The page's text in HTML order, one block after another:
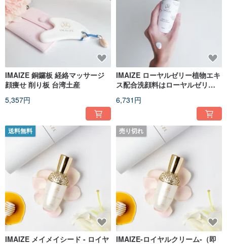
IMAIZE 銅鑼板 経絡マッサージ
顔痩せ 削り板 台湾土産
5,357円
IMAIZE ローヤルゼリー植物エキ
ス配合洗顔料はローヤルゼリー
張る感じがありません。
6,731円
送料無料
IMAIZE メイメイシード - ロイヤ
売り切れ
IMAIZE-ロイヤルクリーム-（即